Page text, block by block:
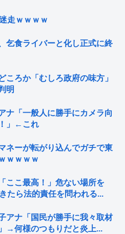
走ｗｗｗｗ
乞食ライバーと化し正式に終
ころか「むしろ政府の味方」
明
ナ「一般人に勝手にカメラ向
」←これ
ネーが転がり込んでガチで東
ｗｗｗｗ
ここ最高！」危ない場所を
たら法的責任を問われる...
アナ「国民が勝手に我々取材
→何様のつもりだと炎上...